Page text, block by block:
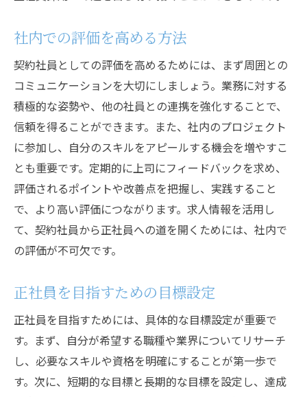
社内での評価を高める方法
契約社員としての評価を高めるためには、まず周囲との
コミュニケーションを大切にしましょう。業務に対する
積極的な姿勢や、他の社員との連携を強化することで、
信頼を得ることができます。また、社内のプロジェクト
に参加し、自分のスキルをアピールする機会を増やすこ
とも重要です。定期的に上司にフィードバックを求め、
評価されるポイントや改善点を把握し、実践すること
で、より高い評価につながります。求人情報を活用し
て、契約社員から正社員への道を開くためには、社内で
の評価が不可欠です。
正社員を目指すための目標設定
正社員を目指すためには、具体的な目標設定が重要で
す。まず、自分が希望する職種や業界についてリサーチ
し、必要なスキルや資格を明確にすることが第一歩で
す。次に、短期的な目標と長期的な目標を設定し、達成